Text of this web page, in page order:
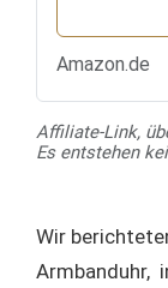
Amazon.de
Affiliate-Link,
Es entstehen
Wir
Armbanduhr,